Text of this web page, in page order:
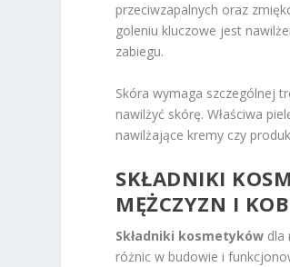
przeciwzapalnych oraz
goleniu kluczowe jest
zabiegu.
Skóra wymaga szczególnej
nawilżyć skórę. Właściwa
nawilżające kremy czy
SKŁADNIKI
MĘŻCZYZN I
Składniki kosmetyków dla
różnic w budowie i